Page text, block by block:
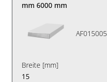
mm 6000 mm
AF015005
Breite [mm]
15